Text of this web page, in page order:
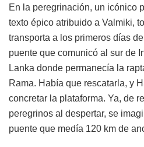
En la peregrinación, un icónico
texto épico atribuido a Valmiki,
transporta a los primeros días
puente que comunicó al sur de
Lanka donde permanecía la
Rama. Había que rescatarla, y
concretar la plataforma. Ya, de
peregrinos al despertar, se
puente que medía 120 km de